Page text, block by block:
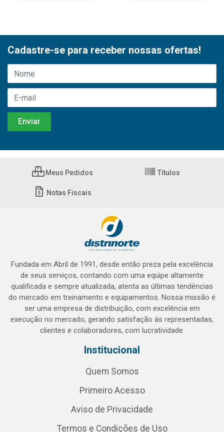
Cadastre-se para receber nossas ofertas!
Meus Pedidos Títulos
Notas Fiscais
Fundada em Abril de 1991, desde então preza pela excelência
de seus serviços, contando com uma equipe altamente
qualificada e sempre atualizada, atenta as últimas tendências
do mercado em treinamento e equipamentos. Nossa missão é
ser uma empresa de distribuição, com excelência em
execução no mercado, gerando satisfação às representadas,
clientes e colaboradores, com lucratividade.
Institucional
Quem Somos
Primeiro Acesso
Aviso de Privacidade
Termos e Condições de Uso